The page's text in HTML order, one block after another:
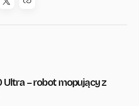
Ultra – robot mopujący z